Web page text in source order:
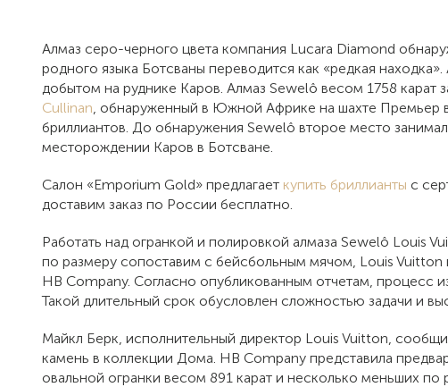
Алмаз серо-черного цвета компания Lucara Diamond
родного языка Ботсваны переводится как «редкая
добытом на руднике Каров. Алмаз Sewelô весом 1758
Cullinan, обнаруженный в Южной Африке на шахте Премьер
бриллиантов. До обнаружения Sewelô второе место
месторождении Каров в Ботсване.
Салон «Emporium Gold» предлагает купить бриллианты с
доставим заказ по России бесплатно.
Работать над огранкой и полировкой алмаза Sewelô Louis
по размеру сопоставим с бейсбольным мячом, Louis Vuitton
HB Company. Согласно опубликованным отчетам, процесс
Такой длительный срок обусловлен сложностью задачи и
Майкл Берк, исполнительный директор Louis Vuitton,
камень в коллекции Дома. HB Company представила
овальной огранки весом 891 карат и несколько меньших